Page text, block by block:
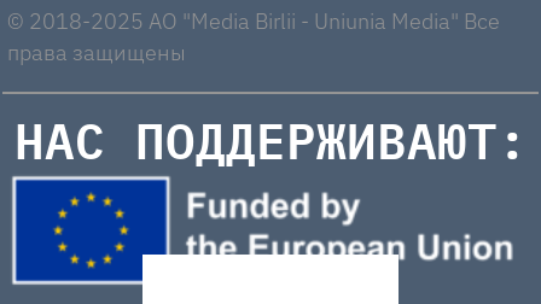
© 2018-2025 AO "Media Birlii - Uniunia Media" Все
права защищены
НАС ПОДДЕРЖИВАЮТ: